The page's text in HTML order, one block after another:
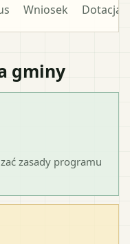
Wniosek Dotacja
gminy
zasady programu